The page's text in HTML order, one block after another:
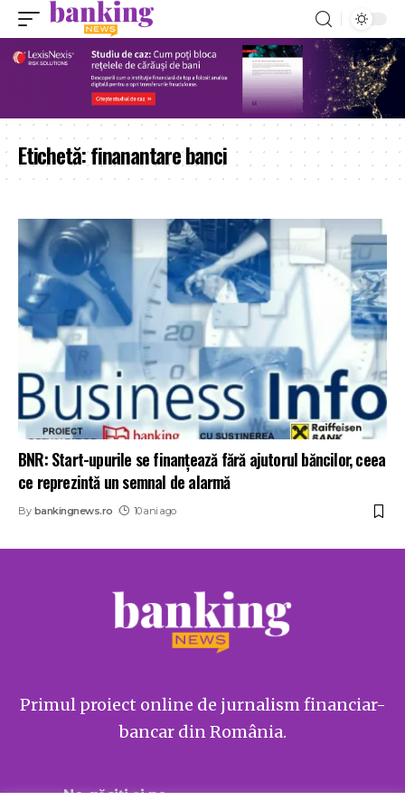
Etichetă:finanantare banci
BNR: Start-upurile se finanțează fără ajutorul băncilor, ceea
ce reprezintă un semnal de alarmă
By bankingnews.ro 10 ani ago
Primul proiect online de jurnalism financiar-
bancar din România.
Ne găsiți și pe